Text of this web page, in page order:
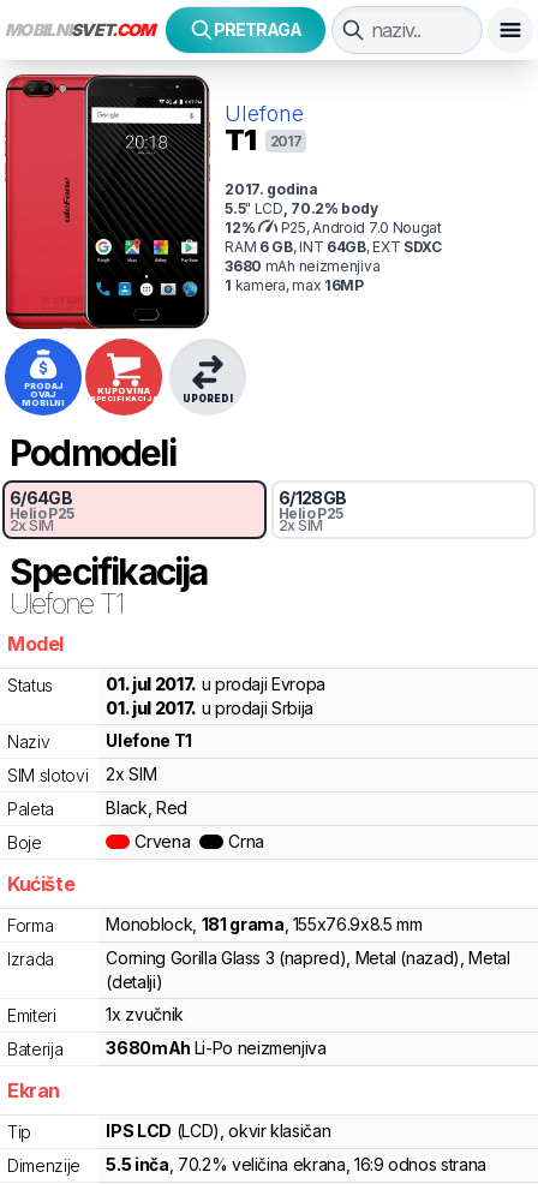
MOBILNISVET.COM PRETRAGA
Ulefone
T1 2017
2017. godina
5.5" LCD 70.2% body
12%
P25, Android 7.0 Nougat
RAM 6GB,INT 64GB,EXT SDXC
3680 mAh neizmenjiva
1 kamera, max 16MP
PRODAJ
OVAJ
MOBILNI
KUPOVINA
SPECIFIKACIJA UPOREDI
Podmodeli
6/64GB
Helio P25
2x SIM
6/128GB
Helio P25
2x SIM
Specifikacija
Ulefone T1
Model
Status 01. jul 2017. u prodaji Evropa
01. jul 2017. u prodaji Srbija
Naziv
Ulefone T1
SIM slotovi
2x SIM
Paleta
Black, Red
Boje
Crvena Crna
Kućište
Forma Monoblock 181 grama 155x76.9x8.5 mm
Izrada
Corning Gorilla Glass 3 (napred), Metal (nazad), Metal
(detalji)
Emiteri
1x zvučnik
Baterija
3680mAh Li-Po neizmenjiva
Ekran
Tip IPS LCD (LCD) , okvir klasičan
Dimenzije
5.5 inča , 70.2% veličina ekrana , 16:9 odnos strana